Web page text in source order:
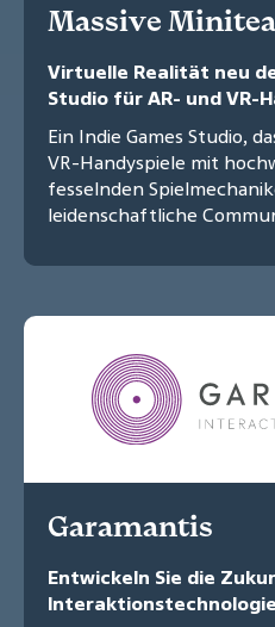
Massive
Virtuelle Realität neu
Studio für AR- und VR-
Ein Indie Games Studio,
VR-Handyspiele mit
fesselnden
leidenschaftliche
Garamantis
Entwickeln Sie die